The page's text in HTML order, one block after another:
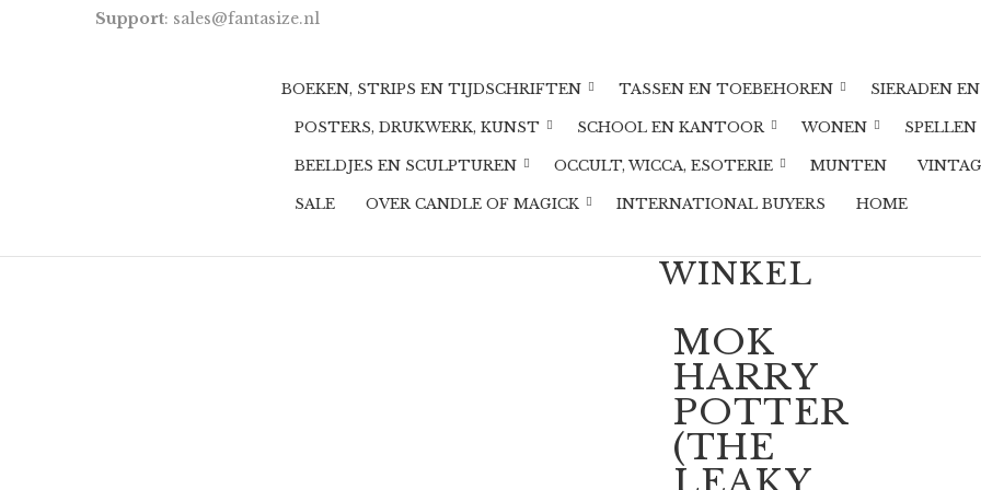
Support: sales@fantasize.nl
BOEKEN, STRIPS EN TIJDSCHRIFTEN TASSEN EN TOEBEHOREN SIERADEN
POSTERS, DRUKWERK, KUNST SCHOOL EN KANTOOR WONEN SPELLEN
BEELDJES EN SCULPTUREN OCCULT, WICCA, ESOTERIE MUNTEN
SALE OVER CANDLE OF MAGICK INTERNATIONAL BUYERS HOME
WINKEL
MOK
HARRY
POTTER
(THE